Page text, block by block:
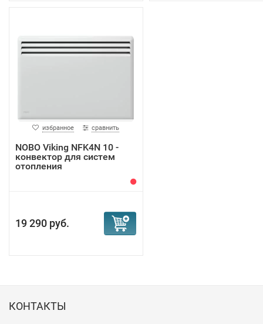
избранное сравнить
NOBO Viking NFK4N 10 -
конвектор для систем
отопления
19 290 руб.
КОНТАКТЫ